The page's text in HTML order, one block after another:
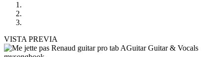
VISTA PREVIA